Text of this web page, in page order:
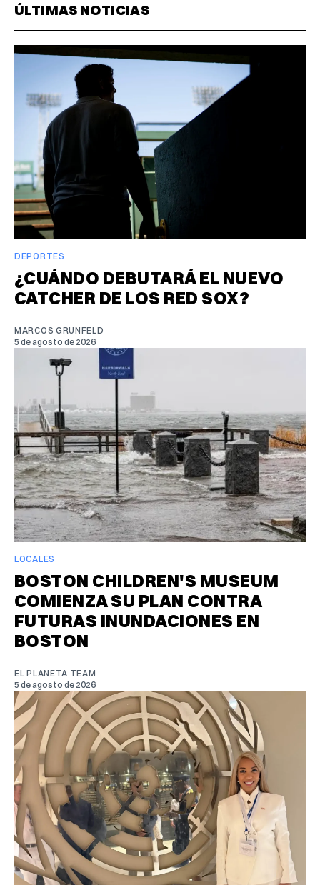
ÚLTIMAS NOTICIAS
DEPORTES
¿CUÁNDO DEBUTARÁ EL NUEVO
CATCHER DE LOS RED SOX?
MARCOS GRUNFELD
5 de agosto de 2026
LOCALES
BOSTON CHILDREN'S MUSEUM
COMIENZA SU PLAN CONTRA
FUTURAS INUNDACIONES EN
BOSTON
EL PLANETA TEAM
5 de agosto de 2026